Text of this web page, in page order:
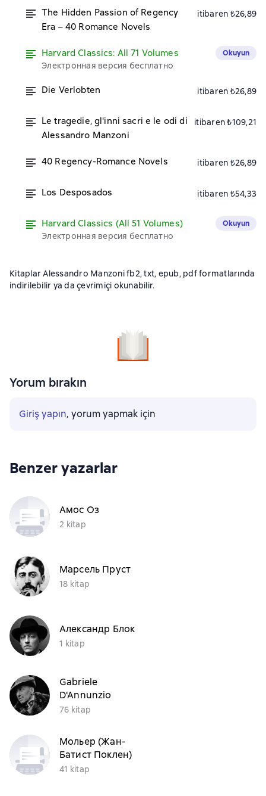
The Hidden Passion of Regency
Era – 40 Romance Novels
itibaren ₺26,89
Harvard Classics: All 71 Volumes
Электронная версия бесплатно
Okuyun
Die Verlobten itibaren ₺26,89
Le tragedie, gl'inni sacri e le odi di
Alessandro Manzoni
itibaren ₺109,21
40 Regency-Romance Novels itibaren ₺26,89
Los Desposados itibaren ₺54,33
Harvard Classics (All 51 Volumes)
Электронная версия бесплатно
Okuyun
Kitaplar Alessandro Manzoni fb2, txt, epub, pdf formatlarında
indirilebilir ya da çevrimiçi okunabilir.
Yorum bırakın
Giriş yapın, yorum yapmak için
Benzer yazarlar
Амос Оз
2 kitap
Марсель Пруст
18 kitap
Александр Блок
1 kitap
Gabriele
D'Annunzio
76 kitap
Мольер (Жан-
Батист Поклен)
41 kitap